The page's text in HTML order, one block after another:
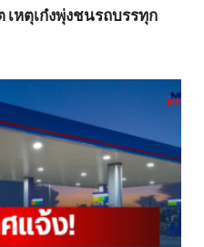
เหตุเก๋งพุ่งชนรถบรรทุก